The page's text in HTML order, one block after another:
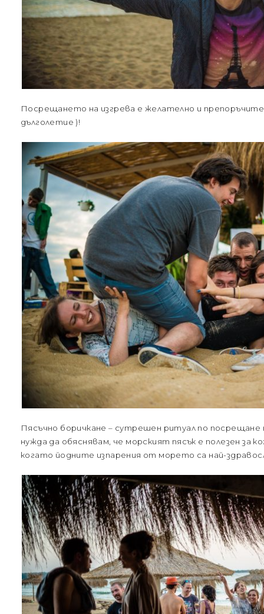
Посрещането на изгрева е желателно и
дълголетие )!
Пясъчно боричкане – сутрешен ритуал по посрещане
нужда да обяснявам, че морският пясък е полезен за
когато йодните изпарения от морето са най-